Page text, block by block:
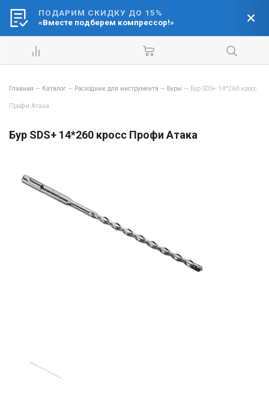
Ваш город:
Барнаул
Главная — Каталог — Расходник для инструмента — Буры — Бур SDS+ 14*260 кросс
Профи Атака
Бур SDS+ 14*260 кросс Профи Атака
ПОДАРИМ СКИДКУ ДО 15%
«Вместе подберем компрессор!»